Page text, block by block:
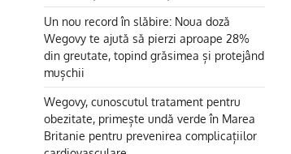
Un nou record în slăbire: Noua doză
Wegovy te ajută să pierzi aproape 28%
din greutate, topind grăsimea și protejând
mușchii
Wegovy, cunoscutul tratament pentru
obezitate, primește undă verde în Marea
Britanie pentru prevenirea complicațiilor